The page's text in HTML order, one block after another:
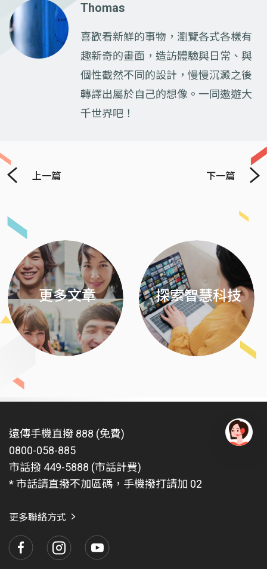
Thomas
喜歡看新鮮的事物，瀏覽各式各樣有
趣新奇的畫面，造訪體驗與日常、與
個性截然不同的設計，慢慢沉澱之後
轉譯出屬於自己的想像。一同遨遊大
千世界吧！
上一篇 下一篇
Previous
更多文章 探索智慧科技
遠傳手機直撥 888 (免費)
0800-058-885
市話撥 449-5888 (市話計費)
* 市話請直撥不加區碼，手機撥打請加 02
更多聯絡方式